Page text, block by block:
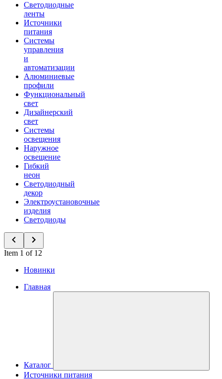
Светодиодные
ленты
Источники
питания
Системы
управления
и
автоматизации
Алюминиевые
профили
Функциональный
свет
Дизайнерский
свет
Системы
освещения
Наружное
освещение
Гибкий
неон
Светодиодный
декор
Электроустановочные
изделия
Светодиоды
Item 1 of 12
Новинки
Главная
Каталог
Источники питания